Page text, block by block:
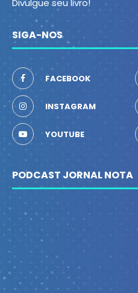
SIGA-NOS
FACEBOOK
INSTAGRAM
YOUTUBE
PODCAST JORNAL NOTA